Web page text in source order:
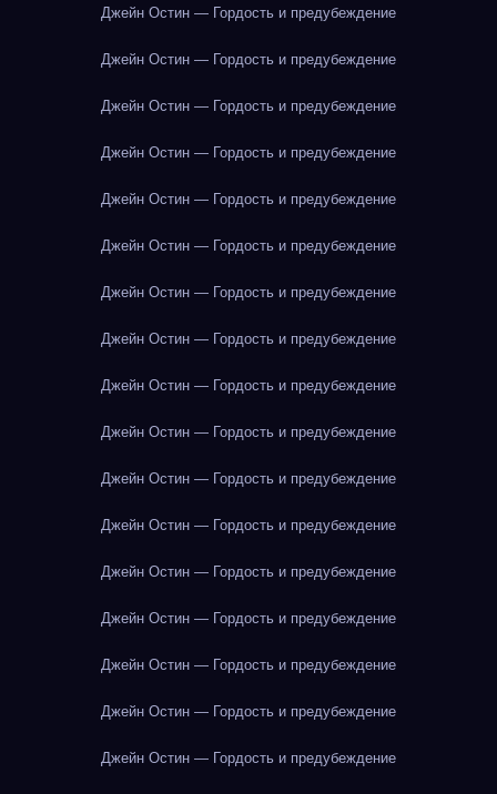
Джейн Остин — Гордость и предубеждение
Джейн Остин — Гордость и предубеждение
Джейн Остин — Гордость и предубеждение
Джейн Остин — Гордость и предубеждение
Джейн Остин — Гордость и предубеждение
Джейн Остин — Гордость и предубеждение
Джейн Остин — Гордость и предубеждение
Джейн Остин — Гордость и предубеждение
Джейн Остин — Гордость и предубеждение
Джейн Остин — Гордость и предубеждение
Джейн Остин — Гордость и предубеждение
Джейн Остин — Гордость и предубеждение
Джейн Остин — Гордость и предубеждение
Джейн Остин — Гордость и предубеждение
Джейн Остин — Гордость и предубеждение
Джейн Остин — Гордость и предубеждение
Джейн Остин — Гордость и предубеждение